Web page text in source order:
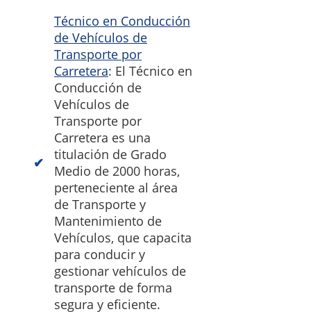
Técnico en Conducción
de Vehículos de
Transporte por
Carretera: El Técnico en
Conducción de
Vehículos de
Transporte por
Carretera es una
titulación de Grado
Medio de 2000 horas,
perteneciente al área
de Transporte y
Mantenimiento de
Vehículos, que capacita
para conducir y
gestionar vehículos de
transporte de forma
segura y eficiente.